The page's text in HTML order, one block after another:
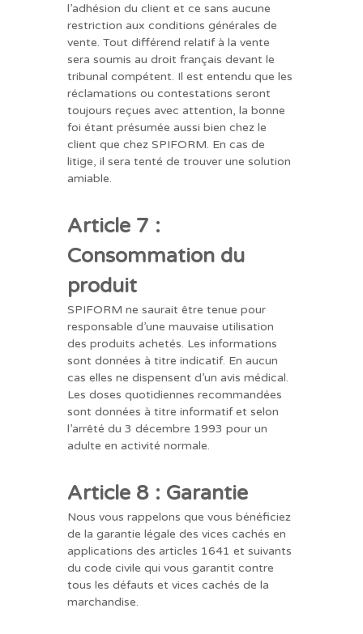
l’adhésion du client et ce sans aucune
restriction aux conditions générales de
vente. Tout différend relatif à la vente
sera soumis au droit français devant le
tribunal compétent. Il est entendu que les
réclamations ou contestations seront
toujours reçues avec attention, la bonne
foi étant présumée aussi bien chez le
client que chez SPIFORM. En cas de
litige, il sera tenté de trouver une solution
amiable.
Article 7 :
Consommation du
produit
SPIFORM ne saurait être tenue pour
responsable d’une mauvaise utilisation
des produits achetés. Les informations
sont données à titre indicatif. En aucun
cas elles ne dispensent d’un avis médical.
Les doses quotidiennes recommandées
sont données à titre informatif et selon
l’arrêté du 3 décembre 1993 pour un
adulte en activité normale.
Article 8 : Garantie
Nous vous rappelons que vous bénéficiez
de la garantie légale des vices cachés en
applications des articles 1641 et suivants
du code civile qui vous garantit contre
tous les défauts et vices cachés de la
marchandise.